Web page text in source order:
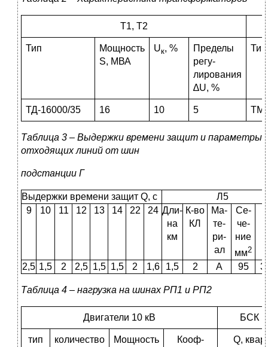
Т1, Т2
Тип
Мощность
S, МВА
Uк, %
Пределы
регу-
лирования
∆U, %
Тип
ТД-16000/35 16 10 5 ТМ-
Таблица 3 – Выдержки времени защит и параметры
отходящих линий от шин
подстанции Г
Выдержки времени защит Q, с
Л5
9
10 11 12 13 14 22 24 Дли-
на
км
К-во
КЛ
Ма-
те-
ри-
ал
Се-
че-
ние
мм2
К
2,5 1,5 2 2,5 1,5 1,5 2 1,6 1,5 2 А 95
Таблица 4 – нагрузка на шинах РП1 и РП2
Двигатели 10 кВ БСК
тип количество
Мощность
Кооф-
Q, квар